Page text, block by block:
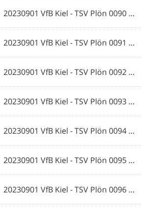
20230901 VfB Kiel - TSV Plön 0090 © 2023 Ismail Yesilyurt.jpg
20230901 VfB Kiel - TSV Plön 0091 © 2023 Ismail Yesilyurt.jpg
20230901 VfB Kiel - TSV Plön 0092 © 2023 Ismail Yesilyurt.jpg
20230901 VfB Kiel - TSV Plön 0093 © 2023 Ismail Yesilyurt.jpg
20230901 VfB Kiel - TSV Plön 0094 © 2023 Ismail Yesilyurt.jpg
20230901 VfB Kiel - TSV Plön 0095 © 2023 Ismail Yesilyurt.jpg
20230901 VfB Kiel - TSV Plön 0096 © 2023 Ismail Yesilyurt.jpg